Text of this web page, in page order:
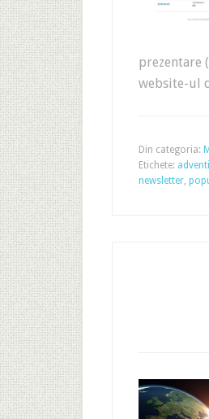
prezentare
website-ul
Din categoria:
Etichete:
newsletter,